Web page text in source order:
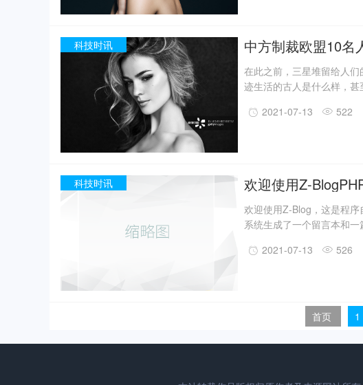
精美牙雕残件、玉琮、玉
科技时讯 中方制裁欧盟10名
在此之前，三星堆留给人们
迹生活的古人是什么样，
事实上，上世纪震惊世界
精美牙雕残件、玉琮、玉石
2021-07-13 522
科技时讯 欢迎使用Z-
欢迎使用Z-Blog，这是程
系统生成了一个留言本和
2021-07-13
526
首页 1